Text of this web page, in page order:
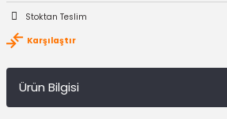
Stoktan Teslim
Karşılaştır
Ürün Bilgisi